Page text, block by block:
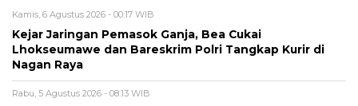
Kamis, 6 Agustus 2026 - 00:17 WIB
Kejar Jaringan Pemasok Ganja, Bea Cukai
Lhokseumawe dan Bareskrim Polri Tangkap Kurir di
Nagan Raya
Rabu, 5 Agustus 2026 - 08:13 WIB